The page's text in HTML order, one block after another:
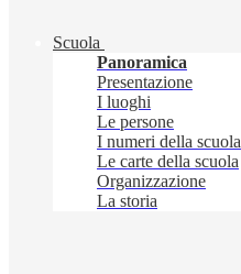
Scuola
Panoramica
Presentazione
I luoghi
Le persone
I numeri della scuola
Le carte della scuola
Organizzazione
La storia